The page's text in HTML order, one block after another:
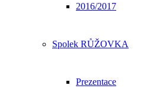
2016/2017
Spolek RŮŽOVKA
Prezentace